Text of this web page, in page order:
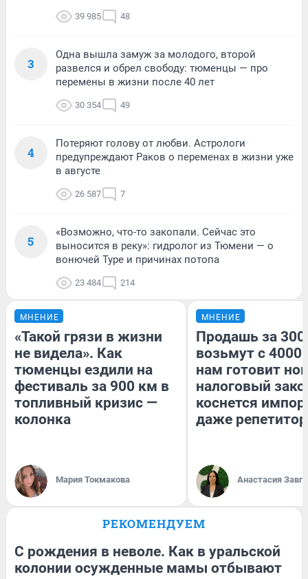
39 985 48
3
Одна вышла замуж за молодого, второй
развелся и обрел свободу: тюменцы — про
перемены в жизни после 40 лет
30 354 49
4
Потеряют голову от любви. Астрологи
предупреждают Раков о переменах в жизни уже
в августе
26 587 7
5
«Возможно, что-то закопали. Сейчас это
выносится в реку»: гидролог из Тюмени — о
вонючей Туре и причинах потопа
23 484 214
МНЕНИЕ
«Такой грязи в жизни
не видела». Как
тюменцы ездили на
фестиваль за 900 км в
топливный кризис —
колонка
Мария Токмакова
МНЕНИЕ
Продашь за
возьмут с
нам готовит
налоговый
коснется
даже
Анастасия
РЕКОМЕНДУЕМ
С рождения в неволе. Как в уральской
колонии осужденные мамы отбывают